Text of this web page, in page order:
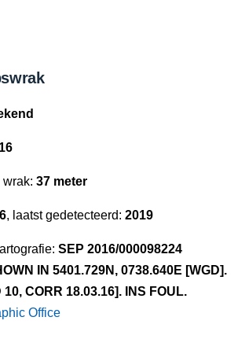
wrak: 37 meter
, laatst gedetecteerd: 2019
SEP 2016/000098224
IN 5401.729N, 0738.640E [WGD].
CORR 18.03.16]. INS FOUL.
Office